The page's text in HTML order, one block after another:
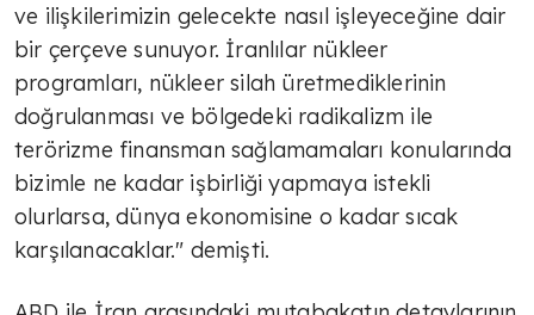
ve ilişkilerimizin gelecekte nasıl işleyeceğine dair
bir çerçeve sunuyor. İranlılar nükleer
programları, nükleer silah üretmediklerinin
doğrulanması ve bölgedeki radikalizm ile
terörizme finansman sağlamamaları konularında
bizimle ne kadar işbirliği yapmaya istekli
olurlarsa, dünya ekonomisine o kadar sıcak
karşılanacaklar." demişti.